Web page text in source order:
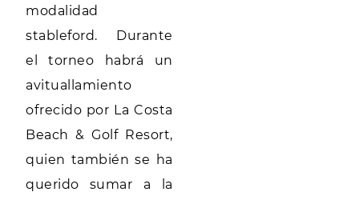
modalidad
stableford. Durante
el torneo habrá un
avituallamiento
ofrecido por La Costa
Beach & Golf Resort,
quien también se ha
querido sumar a la